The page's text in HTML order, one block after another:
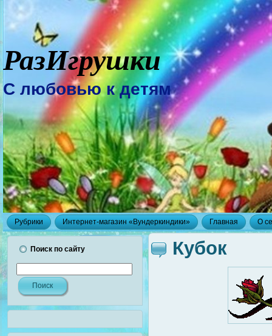
РазИгрушки
С любовью к детям
Рубрики Интернет-магазин «Вундеркиндики» Главная О
Поиск по сайту Кубок